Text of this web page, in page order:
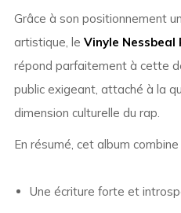
Grâce à son positionnement
artistique, le Vinyle Nessbeal
répond parfaitement à cette
public exigeant, attaché à la
dimension culturelle du rap.
En résumé, cet album combine
Une écriture forte et